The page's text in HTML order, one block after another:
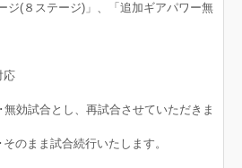
(８ステージ)」、「追加ギアパワー無
応
効試合とし、再試合させていただきま
のまま試合続行いたします。